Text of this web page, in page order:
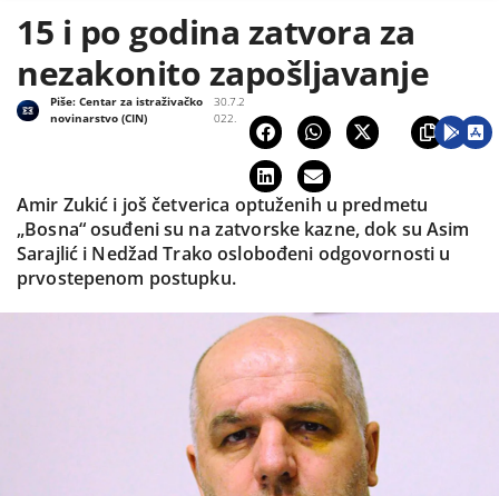
15 i po godina zatvora za
nezakonito zapošljavanje
30.7.2
022.
Piše:Centar za istraživačko
novinarstvo (CIN)
Amir Zukić i još četverica optuženih u predmetu
„Bosna“ osuđeni su na zatvorske kazne, dok su Asim
Sarajlić i Nedžad Trako oslobođeni odgovornosti u
prvostepenom postupku.